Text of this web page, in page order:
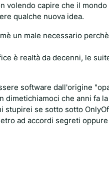
volendo capire che il
qualche nuova idea.
un male necessario
è realtà da decenni, le
software dall'origine
dimetichiamoci che anni fa
stupirei se sotto sotto
ad accordi segreti